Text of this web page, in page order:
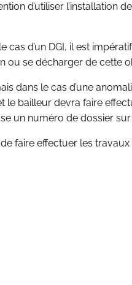
d’utiliser
d’un DGI, il est
se décharger de cette
dans le cas d’une
bailleur devra faire
un numéro de dossier
faire effectuer les travaux